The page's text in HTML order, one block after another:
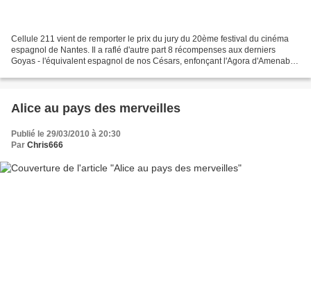
Cellule 211 vient de remporter le prix du jury du 20ème festival du cinéma
espagnol de Nantes. Il a raflé d'autre part 8 récompenses aux derniers
Goyas - l'équivalent espagnol de nos Césars, enfonçant l'Agora d'Amenabar
Alice au pays des merveilles
Publié le 29/03/2010 à 20:30
Par Chris666